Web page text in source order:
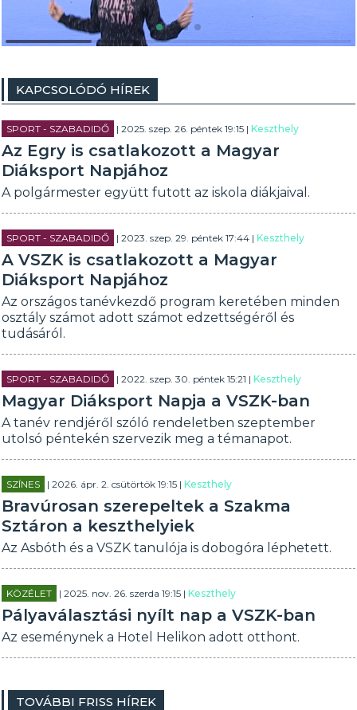
KAPCSOLÓDÓ HÍREK
SPORT - SZABADIDŐ | 2025. szep. 26. péntek 19:15 |Keszthely
Az Egry is csatlakozott a Magyar
Diáksport Napjához
A polgármester együtt futott az iskola diákjaival.
SPORT - SZABADIDŐ | 2023. szep. 29. péntek 17:44 |Keszthely
A VSZK is csatlakozott a Magyar
Diáksport Napjához
Az országos tanévkezdő program keretében minden
osztály számot adott számot edzettségéről és
tudásáról.
SPORT - SZABADIDŐ | 2022. szep. 30. péntek 15:21 |Keszthely
Magyar Diáksport Napja a VSZK-ban
A tanév rendjéről szóló rendeletben szeptember
utolsó péntekén szervezik meg a témanapot.
SZÍNES | 2026. ápr. 2. csütörtök 19:15 |Keszthely
Bravúrosan szerepeltek a Szakma
Sztáron a keszthelyiek
Az Asbóth és a VSZK tanulója is dobogóra léphetett.
KÖZÉLET | 2025. nov. 26. szerda 19:15 |Keszthely
Pályaválasztási nyílt nap a VSZK-ban
Az eseménynek a Hotel Helikon adott otthont.
TOVÁBBI FRISS HÍREK